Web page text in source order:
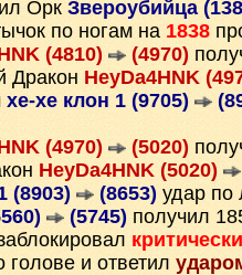
Орк Звероубийца
по ногам на 1838
(4810) (4970)
Дракон HeyDa4HNK
xe-xe клон 1 (9705)
(4970) (5020)
HeyDa4HNK (5020)
(8903) (8653) удар по
(5745) получил
голове и ответил